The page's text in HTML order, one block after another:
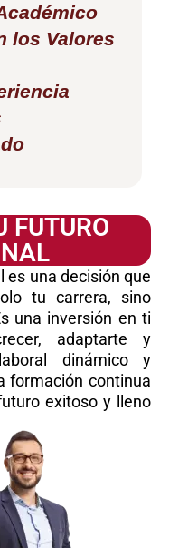
los Valores
FUTURO
una decisión que
tu carrera, sino
una inversión en ti
adaptarte y
dinámico y
formación continua
exitoso y lleno